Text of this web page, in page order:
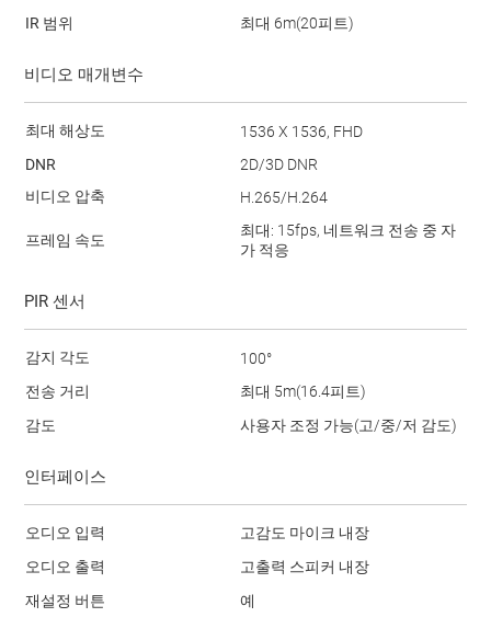
IR 범위
최대 6m(20피트)
비디오 매개변수
최대 해상도
1536 X 1536, FHD
DNR
2D/3D DNR
비디오 압축
H.265/H.264
프레임 속도
최대: 15fps, 네트워크 전송 중 자
가 적응
PIR 센서
감지 각도
100°
전송 거리
최대 5m(16.4피트)
감도
사용자 조정 가능(고/중/저 감도)
인터페이스
오디오 입력
고감도 마이크 내장
오디오 출력
고출력 스피커 내장
재설정 버튼
예